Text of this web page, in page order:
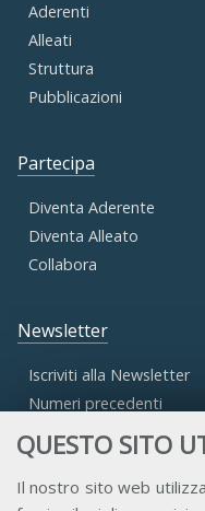
QUESTO SITO
Il nostro sito web
Aderenti
Alleati
Struttura
Pubblicazioni
Partecipa
Diventa Aderente
Diventa Alleato
Collabora
Newsletter
Iscriviti alla Newsletter
Numeri precedenti